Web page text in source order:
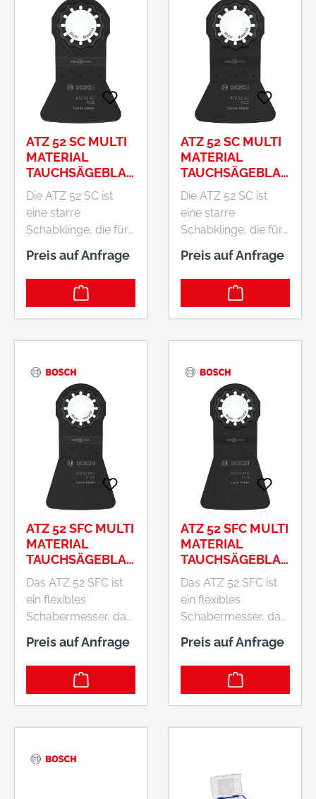
die wir speziell für
diese Aufgabe
entwickelt haben.
Boxx-Koffer mit
transparentem
Deckel geliefert, der
mit dem Bosch L-
Boxx-
Aufbewahrungssyst
em kompatibel ist.
ATZ 52 SC MULTI
MATERIAL
TAUCHSÄGEBLAT
T, STARLOCK, 52
X 26 MM
Die ATZ 52 SC ist
eine starre
Schabklinge, die für
Renovierer und
Fliesenleger
entwickelt wurde,
Teppichkleber
abzukratzen.
Preis auf Anfrage
ATZ 52 SC MULTI
MATERIAL
TAUCHSÄGEBLAT
T, STARLOCK, 52
X 26 MM, 10-TLG.
Die ATZ 52 SC ist
eine starre
Schabklinge, die für
Renovierer und
Fliesenleger
entwickelt wurde,
Teppichkleber
abzukratzen.
Preis auf Anfrage
ATZ 52 SFC MULTI
MATERIAL
TAUCHSÄGEBLAT
T, STARLOCK, 52
X 40 MM
Das ATZ 52 SFC ist
ein flexibles
Schabermesser, das
Renovierern und
Fliesenlegern hilft,
weiche Rückstände
wie Teppichkleber
Preis auf Anfrage
ATZ 52 SFC MULTI
MATERIAL
TAUCHSÄGEBLAT
T, STARLOCK, 52
X 40 MM, 10-TLG.
Das ATZ 52 SFC ist
ein flexibles
Schabermesser, das
Renovierern und
Fliesenlegern hilft,
weiche Rückstände
wie Teppichkleber
Preis auf Anfrage